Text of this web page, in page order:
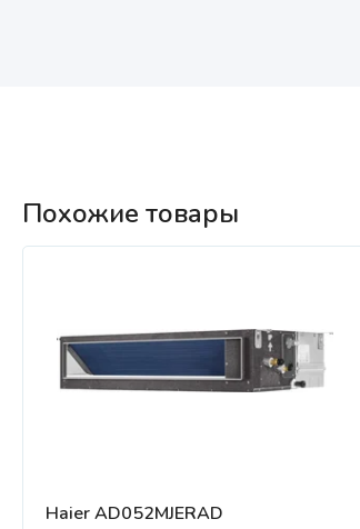
Похожие товары
Haier AD052MJERAD